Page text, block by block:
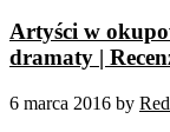
Artyści w
dramaty |
6 marca 2016 by